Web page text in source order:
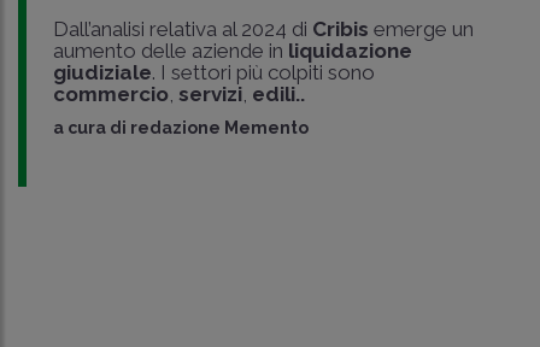
Dall’analisi relativa al 2024 di Cribis emerge un
aumento delle aziende in liquidazione
giudiziale. I settori più colpiti sono
commercio, servizi, edili..
a cura di redazione Memento